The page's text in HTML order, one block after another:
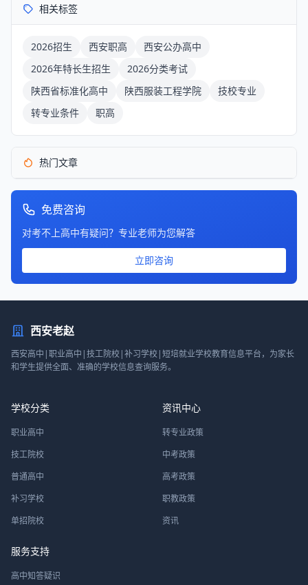
相关标签
2026招生 西安职高
西安公办高中
2026年特长生招生
2026分类考试
陕西省标准化高中
陕西服装工程学院
技校专业
转专业条件
职高
热门文章
免费咨询
对考不上高中有疑问？专业老师为您解答
立即咨询
西安老赵
西安高中|职业高中|技工院校|补习学校|短培就业学校教育信息平台，为家长
和学生提供全面、准确的学校信息查询服务。
学校分类
职业高中
技工院校
普通高中
补习学校
单招院校
资讯中心
转专业政策
中考政策
高考政策
职教政策
资讯
服务支持
高中知答疑识